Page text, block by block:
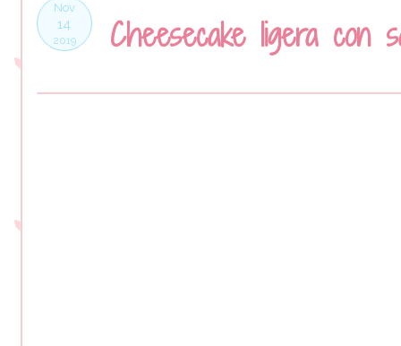
Nov
14
2019 Cheesecake ligera con